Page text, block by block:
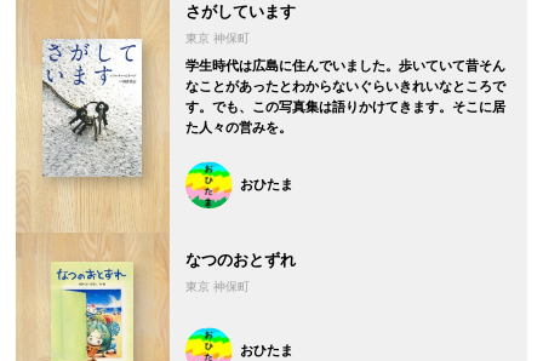
さがしています
東京 神保町
学生時代は広島に住んでいました。歩いていて昔そん
なことがあったとわからないぐらいきれいなところで
す。でも、この写真集は語りかけてきます。そこに居
た人々の営みを。
おひたま
なつのおとずれ
東京 神保町
おひたま